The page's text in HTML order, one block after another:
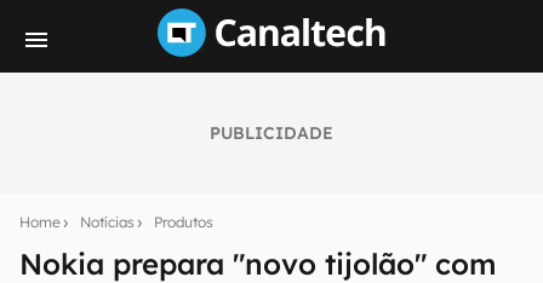
PUBLICIDADE
Home Notícias Produtos
Nokia prepara "novo tijolão" com
notícias e reviews sobre tecnologia em primeira
mão.